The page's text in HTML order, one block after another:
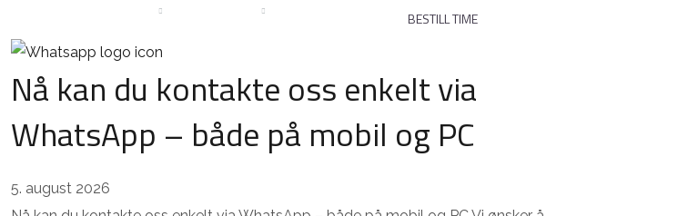
BESTILL TIME
Nå kan du kontakte oss enkelt via
WhatsApp – både på mobil og PC
5. august 2026